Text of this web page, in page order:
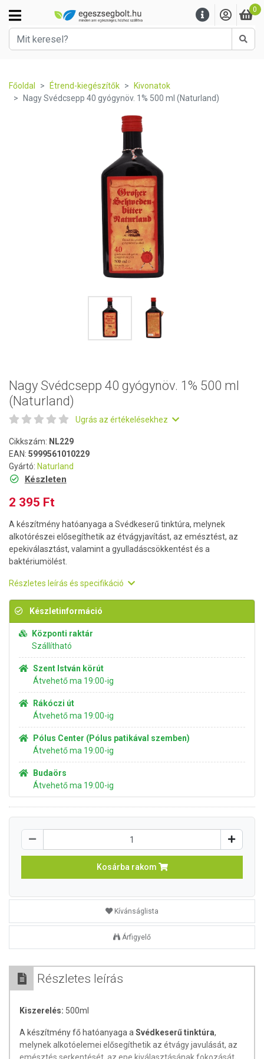
0
Főoldal Étrend-kiegészítők
Kivonatok
Nagy Svédcsepp 40 gyógynöv. 1% 500 ml (Naturland)
Nagy Svédcsepp 40 gyógynöv. 1% 500 ml
(Naturland)
Ugrás az értékelésekhez
Cikkszám: NL229
EAN: 5999561010229
Gyártó: Naturland
Készleten
2 395 Ft
A készítmény hatóanyaga a Svédkeserű tinktúra, melynek
alkotórészei elősegíthetik az étvágyjavítást, az emésztést, az
epekiválasztást, valamint a gyulladáscsökkentést és a
baktériumölést.
Részletes leírás és specifikáció
Készletinformáció
Központi raktár
Szállítható
Szent István körút
Átvehető ma 19:00-ig
Rákóczi út
Átvehető ma 19:00-ig
Pólus Center (Pólus patikával szemben)
Átvehető ma 19:00-ig
Budaörs
Átvehető ma 19:00-ig
Kosárba rakom
Kívánságlista
Árfigyelő
Részletes leírás
Kiszerelés: 500ml
A készítmény fő hatóanyaga a Svédkeserű tinktúra,
melynek alkotóelemei elősegíthetik az étvágy javulását, az